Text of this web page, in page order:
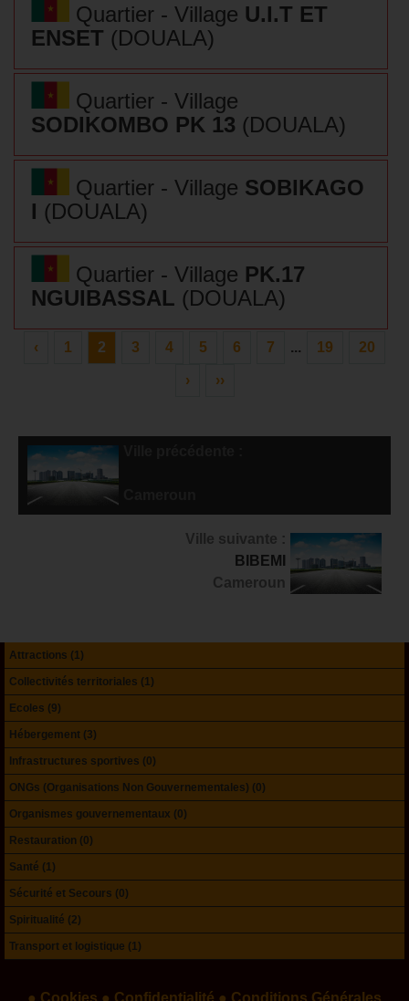
Quartier - Village U.I.T ET
ENSET (DOUALA)
Quartier - Village
SODIKOMBO PK 13 (DOUALA)
Quartier - Village SOBIKAGO
I (DOUALA)
Quartier - Village PK.17
NGUIBASSAL (DOUALA)
‹ 1 2 3 4 5 6 7 ... 19 20
› ››
Ville suivante :
BIBEMI
Cameroun
Attractions (1)
Collectivités territoriales (1)
Ecoles (9)
Hébergement (3)
Infrastructures sportives (0)
ONGs (Organisations Non Gouvernementales) (0)
Organismes gouvernementaux (0)
Restauration (0)
Santé (1)
Sécurité et Secours (0)
Spiritualité (2)
Transport et logistique (1)
● Cookies ● Confidentialité ● Conditions Générales